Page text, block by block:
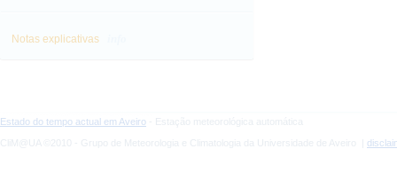
Notas explicativas
Estado do tempo actual em Aveiro - Estação meteorológica automática
CliM@UA ©2010 - Grupo de Meteorologia e Climatologia da Universidade de Aveiro |